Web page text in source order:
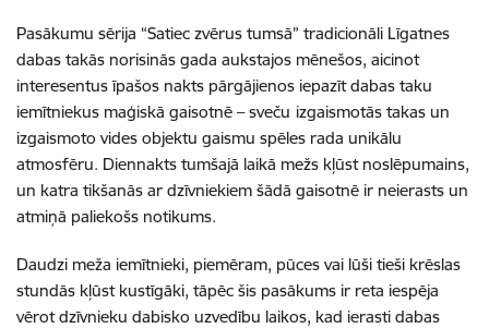
Pasākumu sērija “Satiec zvērus tumsā” tradicionāli Līgatnes
dabas takās norisinās gada aukstajos mēnešos, aicinot
interesentus īpašos nakts pārgājienos iepazīt dabas taku
iemītniekus maģiskā gaisotnē – sveču izgaismotās takas un
izgaismoto vides objektu gaismu spēles rada unikālu
atmosfēru. Diennakts tumšajā laikā mežs kļūst noslēpumains,
un katra tikšanās ar dzīvniekiem šādā gaisotnē ir neierasts un
atmiņā paliekošs notikums.
Daudzi meža iemītnieki, piemēram, pūces vai lūši tieši krēslas
stundās kļūst kustīgāki, tāpēc šis pasākums ir reta iespēja
vērot dzīvnieku dabisko uzvedību laikos, kad ierasti dabas